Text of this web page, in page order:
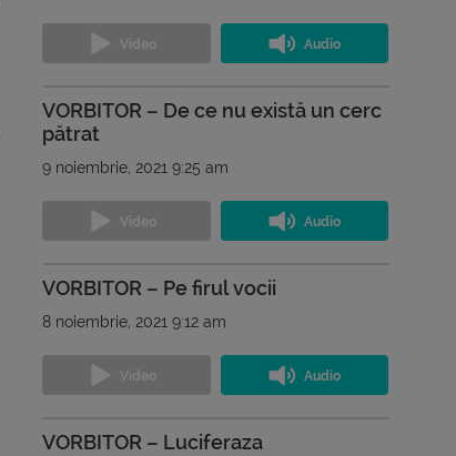
VORBITOR – De ce nu există un cerc
pătrat
9 noiembrie, 2021 9:25 am
VORBITOR – Pe firul vocii
8 noiembrie, 2021 9:12 am
VORBITOR – Luciferaza